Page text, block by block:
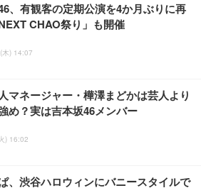
、有観客の定期公演を4か月ぶりに再
CHAO祭り」も開催
) 14:07
マネージャー・樺澤まどかは芸人より
め？実は吉本坂46メンバー
) 16:02
、渋谷ハロウィンにバニースタイルで